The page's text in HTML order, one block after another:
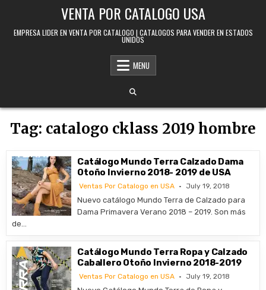
VENTA POR CATALOGO USA
EMPRESA LIDER EN VENTA POR CATALOGO | CATALOGOS PARA VENDER EN ESTADOS
UNIDOS
MENU
Tag: catalogo cklass 2019 hombre
Catálogo Mundo Terra Calzado Dama
Otoño Invierno 2018- 2019 de USA
Ventas Por Catalogo en USA July 19, 2018
Nuevo catálogo Mundo Terra de Calzado para
Dama Primavera Verano 2018 – 2019. Son más
de…
Catálogo Mundo Terra Ropa y Calzado
Caballero Otoño Invierno 2018-2019
Ventas Por Catalogo en USA July 19, 2018